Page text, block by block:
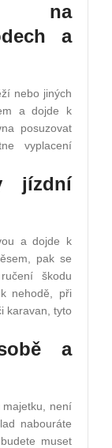
na
a
nebo jiných
a dojde k
posuzovat
vyplacení
jízdní
a dojde k
pak se
škodu
nehodě, při
karavan, tyto
a
není
nabouráte
muset